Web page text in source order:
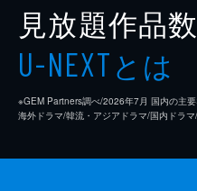
見放題作品数
U-NEXTとは
※GEM Partners調べ/2026年7⽉ 国内の主
海外ドラマ/韓流・アジアドラマ/国内ドラ